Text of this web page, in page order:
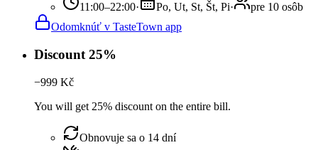
11:00–22:00· Po, Ut, St, Št, Pi·
pre 10 osôb
Odomknúť v TasteTown app
Discount 25%
−999 Kč
You will get 25% discount on the entire bill.
Obnovuje sa o 14 dní